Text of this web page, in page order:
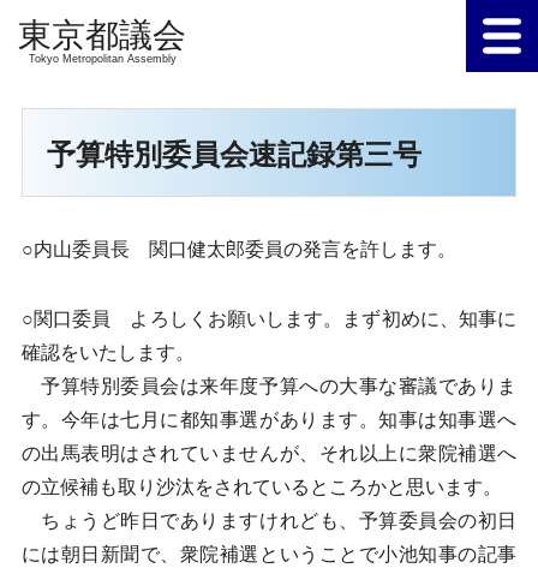
Tokyo Metropolitan Assembly
予算特別委員会速記録第三号
○内山委員長 関口健太郎委員の発言を許します。
○関口委員 よろしくお願いします。まず初めに、知事に
確認をいたします。
予算特別委員会は来年度予算への大事な審議でありま
す。今年は七月に都知事選があります。知事は知事選へ
の出馬表明はされていませんが、それ以上に衆院補選へ
の立候補も取り沙汰をされているところかと思います。
ちょうど昨日でありますけれども、予算委員会の初日
には朝日新聞で、衆院補選ということで小池知事の記事